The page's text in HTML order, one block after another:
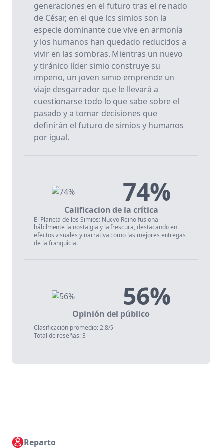
generaciones en el futuro tras el reinado
de César, en el que los simios son la
especie dominante que vive en armonía
y los humanos han quedado reducidos a
vivir en las sombras. Mientras un nuevo
y tiránico líder simio construye su
imperio, un joven simio emprende un
viaje desgarrador que le llevará a
cuestionarse todo lo que sabe sobre el
pasado y a tomar decisiones que
definirán el futuro de simios y humanos
por igual.
74%
Calificacion de la crítica
El Planeta de los Simios: Nuevo Reino fusiona
hábilmente la nostalgia y la frescura, destacando en
efectos visuales y narrativa como las mejores entregas
de la franquicia.
56%
Opinión del público
Clasificación promedio: 2.8/5
Total de reseñas: 3
Reparto